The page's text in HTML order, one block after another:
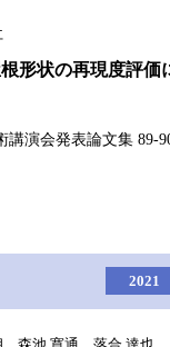
形状の再現度評価
講演会発表論文集 89-
2021